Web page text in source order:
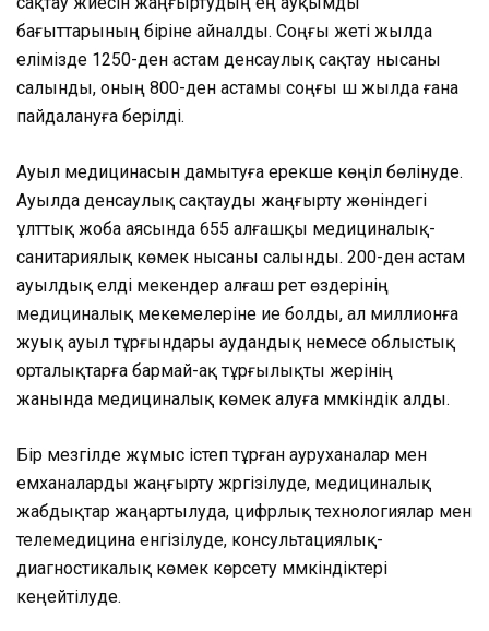
бағыттарының біріне айналды. Соңғы жеті жылда
елімізде 1250-ден астам денсаулық сақтау нысаны
салынды, оның 800-ден астамы соңғы үш жылда ғана
пайдалануға берілді.
Ауыл медицинасын дамытуға ерекше көңіл бөлінуде.
Ауылда денсаулық сақтауды жаңғырту жөніндегі
ұлттық жоба аясында 655 алғашқы медициналық-
санитариялық көмек нысаны салынды. 200-ден астам
ауылдық елді мекендер алғаш рет өздерінің
медициналық мекемелеріне ие болды, ал миллионға
жуық ауыл тұрғындары аудандық немесе облыстық
орталықтарға бармай-ақ тұрғылықты жерінің
жанында медициналық көмек алуға мүмкіндік алды.
Бір мезгілде жұмыс істеп тұрған ауруханалар мен
емханаларды жаңғырту жүргізілуде, медициналық
жабдықтар жаңартылуда, цифрлық технологиялар мен
телемедицина енгізілуде, консультациялық-
диагностикалық көмек көрсету мүмкіндіктері
кеңейтілуде.